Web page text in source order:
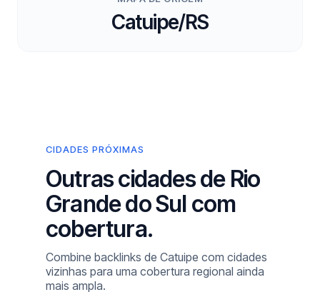
Catuipe/RS
CIDADES PRÓXIMAS
Outras cidades de Rio
Grande do Sul com
cobertura.
Combine backlinks de Catuipe com cidades
vizinhas para uma cobertura regional ainda
mais ampla.